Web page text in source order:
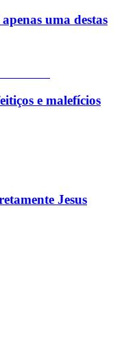
uma destas
e malefícios
Jesus